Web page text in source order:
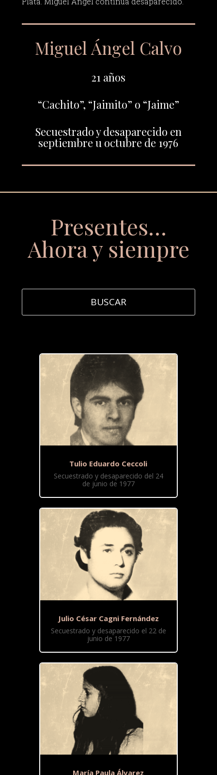
Miguel Ángel Calvo
21 años
“Cachito”, “Jaimito” o “Jaime”
Secuestrado y desaparecido en
septiembre u octubre de 1976
Presentes…
Ahora y siempre
Tulio Eduardo Ceccoli
Secuestrado y desaparecido del 24
de junio de 1977
Julio César Cagni Fernández
Secuestrado y desaparecido el 22 de
junio de 1977
María Paula Álvarez